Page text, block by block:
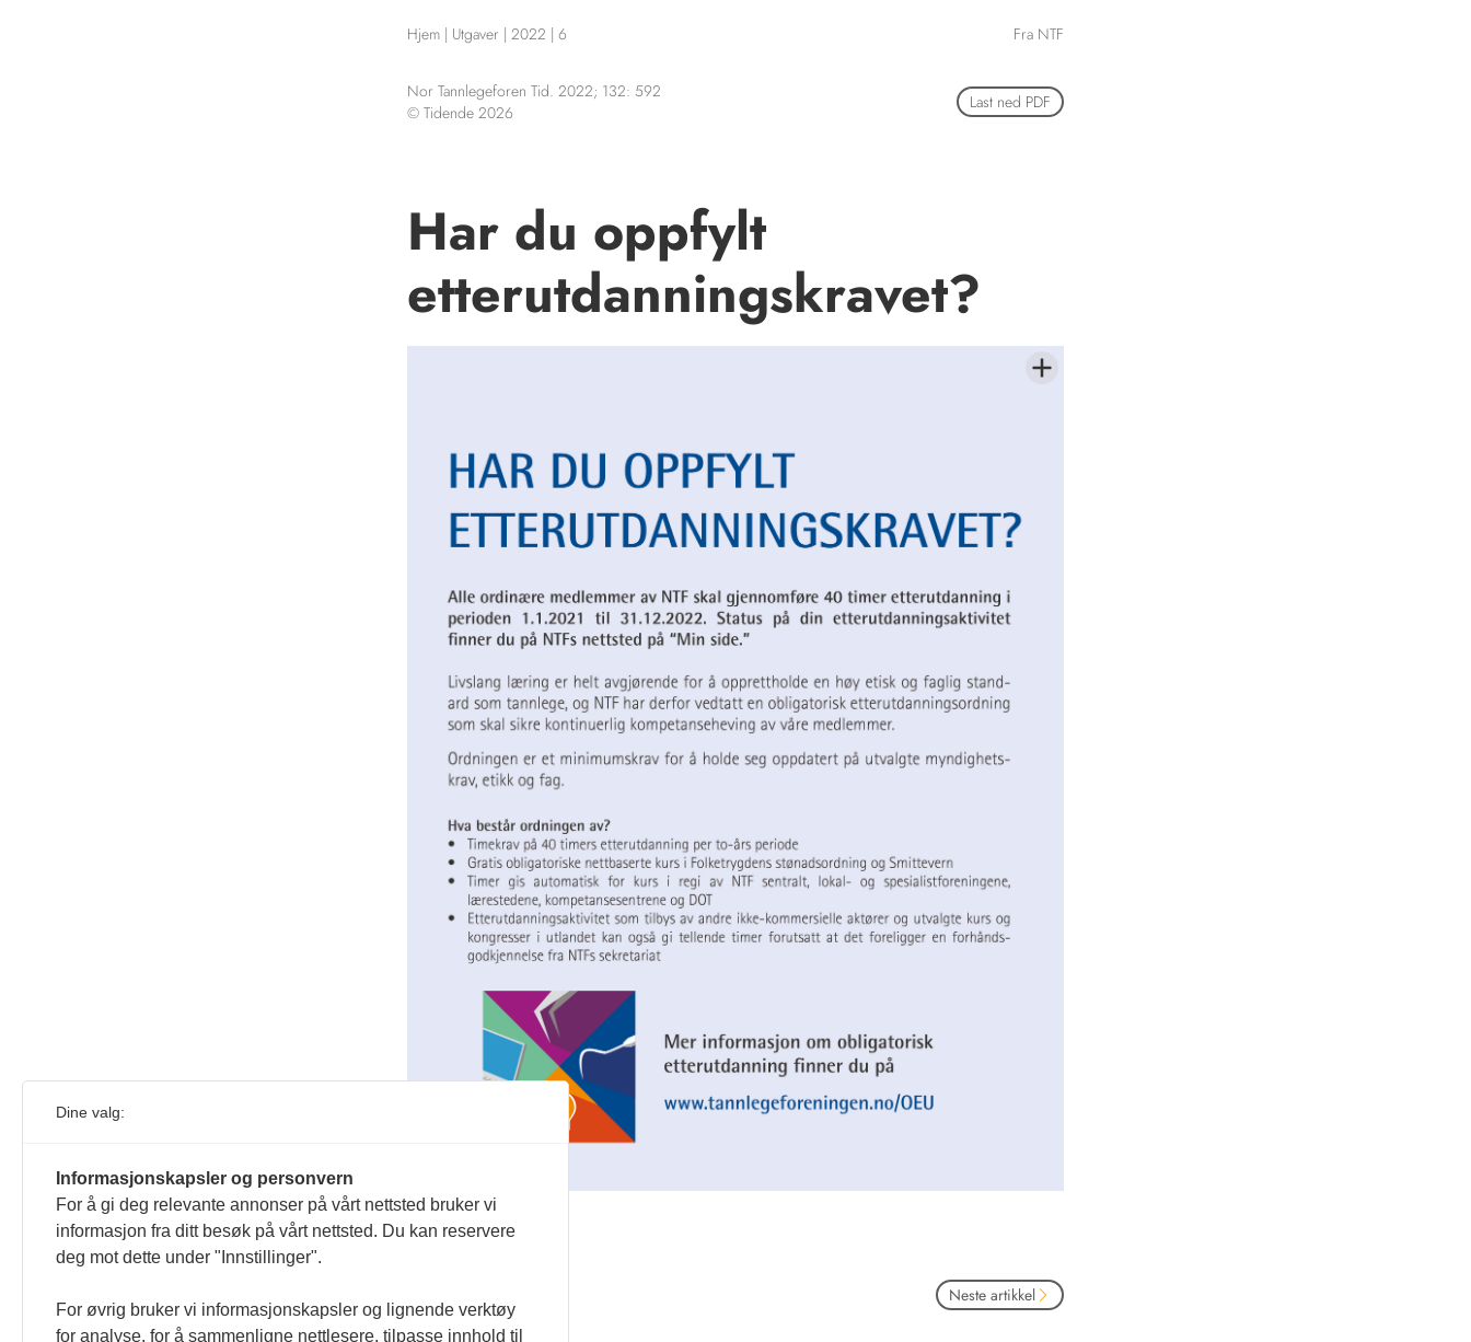
Hjem | Utgaver | 2022 | 6 Fra NTF
Nor Tannlegeforen Tid. 2022; 132: 592
© Tidende 2026
Last ned PDF
Har du oppfylt
etterutdanningskravet?
Neste artikkel
Dine valg:
Informasjonskapsler og personvern
For å gi deg relevante annonser på vårt nettsted bruker vi
informasjon fra ditt besøk på vårt nettsted. Du kan reservere
deg mot dette under "Innstillinger".
For øvrig bruker vi informasjonskapsler og lignende verktøy
for analyse, for å sammenligne nettlesere, tilpasse innhold til